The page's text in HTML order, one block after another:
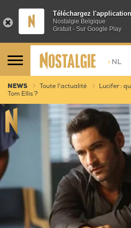
Téléchargez l'application
Nostalgie Belgique
Gratuit - Sur Google Play
> NL
NEWS Toute l'actualité
Lucifer :
Tom Ellis ?